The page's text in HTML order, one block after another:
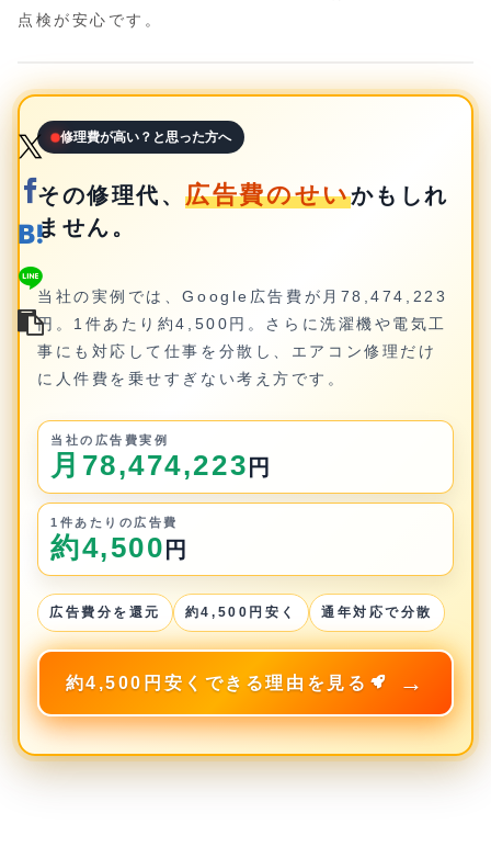
点検が安心です。
修理費が高い？と思った方へ
その修理代、広告費のせいかもしれ
ません。
当社の実例では、Google広告費が月78,474,223
円。1件あたり約4,500円。さらに洗濯機や電気工
事にも対応して仕事を分散し、エアコン修理だけ
に人件費を乗せすぎない考え方です。
当社の広告費実例
月78,474,223 円
1件あたりの広告費
約4,500 円
広告費分を還元 約4,500円安く 通年対応で分散
約4,500円安くできる理由を見る